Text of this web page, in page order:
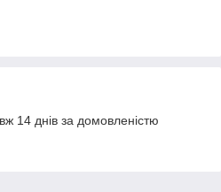
14 днів за домовленістю